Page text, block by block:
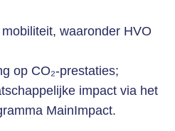
waaronder HVO
op CO₂-prestaties;
impact via het
MainImpact.